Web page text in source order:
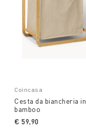
Coincasa
Cesta da biancheria in
bamboo
€ 59,90